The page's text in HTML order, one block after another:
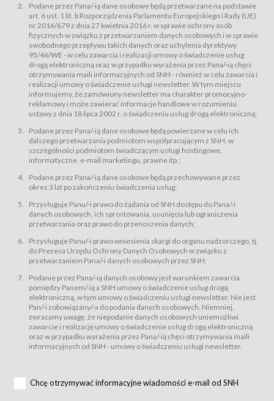
Sklep – sklep internetowy prowadzony przez Usługodawcę w Serwisie;
Regulamin – niniejszy regulamin.
§ 2
Postanowienia ogólne
Regulamin określa zasady:
świadczenia Usługobiorcom Usług przez Usługodawcę, z
zastrzeżeniem usług, o których mowa w ust. 2 pkt. 4 i 5 poniżej, których
zasady świadczenia precyzują odrębne regulaminy,
przetwarzania przez Usługodawcę danych osobowych Usługobiorców
będących osobami fizycznymi.
świadczy Usługi drogą elektroniczną w rozumieniu ustawy z dnia 18 lipca
2002 r. o świadczeniu usług drogą elektroniczną (Dz.U. z 2002 r., Nr 144, poz.
1204, z późń. zm.). Usługi świadczone są nieodpłatnie.
usługę przeglądania i odczytywania przez Usługobiorców materiałów
zamieszczanych w Serwisie,
usługę utrzymywania konta użytkownika w Serwisie,
usługę newsletter,
usługę zawierania na odległość umów nabycia Karnetów i Biletów,
usługę zawierania na odległość umów sprzedaży w Sklepie.
dnia 18 lipca 2002 r. o świadczeniu usług drogą elektroniczną (Dz.U. z 2002
r., Nr 144, poz. 1204, z późń. zm.). Usługi świadczone są nieodpłatnie.
Na zasadach określonych w Regulaminie dostęp do Serwisu jest otwarty dla
Usługobiorca przed rozpoczęciem korzystania z Serwisu jest zobowiązany
zapoznać się z Regulaminem. Założenie konta w Serwisie oraz zamówienie
usługi newsletter za pośrednictwem przeznaczonego do tego formularza
zamieszczonego na stronach Serwisu dostępnych dla wszystkich
Usługobiorców wymaga akceptacji postanowień Regulaminu.
Usługobiorca zobowiązany jest do przestrzegania postanowień Regulaminu
od chwili rozpoczęcia korzystania z Serwisu.
Regulamin jest udostępniony Usługobiorcom nieodpłatnie za
Warunki techniczne korzystania z Usług
Podane przez Pana/-ią dane osobowe będą przetwarzane na podstawie
art. 6 ust. 1 lit. b Rozporządzenia Parlamentu Europejskiego i Rady (UE)
nr 2016/679 z dnia 27 kwietnia 2016 r. w sprawie ochrony osób
fizycznych w związku z przetwarzaniem danych osobowych i w sprawie
swobodnego przepływu takich danych oraz uchylenia dyrektywy
95/46/WE - w celu zawarcia i realizacji umowy o świadczenie usług
drogą elektroniczną oraz w przypadku wyrażenia przez Pana/-ią chęci
otrzymywania maili informacyjnych od SNH - również w celu zawarcia i
realizacji umowy o świadczenie usługi newsletter. W tym miejscu
informujemy, że zamówiony newsletter ma charakter promocyjno-
reklamowy i może zawierać informacje handlowe w rozumieniu
ustawy z dnia 18 lipca 2002 r. o świadczeniu usług drogą elektroniczną;
Podane przez Pana/-ią dane osobowe będą powierzane w celu ich
dalszego przetwarzania podmiotom współpracującym z SNH, w
szczególności podmiotom świadczącym usługi hostingowe,
informatyczne, e-mail marketingu, prawne itp.;
Podane przez Pana/-ią dane osobowe będą przechowywane przez
okres 3 lat po zakończeniu świadczenia usług;
Przysługuje Panu/-i prawo do żądania od SNH dostępu do Pana/-i
danych osobowych, ich sprostowania, usunięcia lub ograniczenia
przetwarzania oraz prawo do przenoszenia danych;
Przysługuje Panu/-i prawo wniesienia skargi do organu nadzorczego, tj.
do Prezesa Urzędu Ochrony Danych Osobowych w związku z
przetwarzaniem Pana/-i danych osobowych przez SNH;
Podanie przez Pana/-ią danych osobowy jest warunkiem zawarcia
pomiędzy Panem/-ią a SNH umowy o świadczenie usług drogą
elektroniczną, w tym umowy o świadczeniu usługi newsletter. Nie jest
Pan/-i zobowiązany/-a do podania danych osobowych. Niemniej,
zwracamy uwagę, że niepodanie danych osobowych uniemożliwi
zawarcie i realizację umowy o świadczenie usług drogą elektroniczną
oraz w przypadku wyrażenia przez Pana/-ią chęci otrzymywania maili
informacyjnych od SNH - umowy o świadczeniu usługi newsletter.
Chcę otrzymywać informacyjne wiadomości e-mail od SNH